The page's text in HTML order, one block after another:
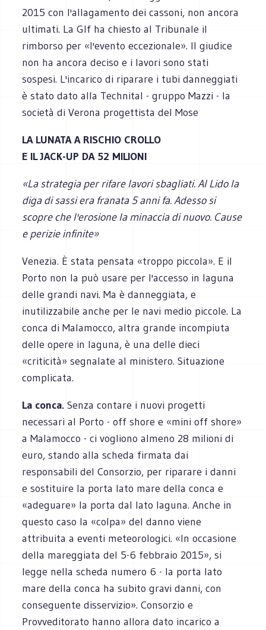
2015 con l'allagamento dei cassoni, non ancora
ultimati. La Glf ha chiesto al Tribunale il
rimborso per «l'evento eccezionale». Il giudice
non ha ancora deciso e i lavori sono stati
sospesi. L'incarico di riparare i tubi danneggiati
è stato dato alla Technital - gruppo Mazzi - la
società di Verona progettista del Mose
LA LUNATA A RISCHIO CROLLO
E IL JACK-UP DA 52 MILIONI
«La strategia per rifare lavori sbagliati. Al Lido la
diga di sassi era franata 5 anni fa. Adesso si
scopre che l'erosione la minaccia di nuovo. Cause
e perizie infinite»
Venezia. È stata pensata «troppo piccola». E il
Porto non la può usare per l'accesso in laguna
delle grandi navi. Ma è danneggiata, e
inutilizzabile anche per le navi medio piccole. La
conca di Malamocco, altra grande incompiuta
delle opere in laguna, è una delle dieci
«criticità» segnalate al ministero. Situazione
complicata.
La conca. Senza contare i nuovi progetti
necessari al Porto - off shore e «mini off shore»
a Malamocco - ci vogliono almeno 28 milioni di
euro, stando alla scheda firmata dai
responsabili del Consorzio, per riparare i danni
e sostituire la porta lato mare della conca e
«adeguare» la porta dal lato laguna. Anche in
questo caso la «colpa» del danno viene
attribuita a eventi meteorologici. «In occasione
della mareggiata del 5-6 febbraio 2015», si
legge nella scheda numero 6 - la porta lato
mare della conca ha subito gravi danni, con
conseguente disservizio». Consorzio e
Provveditorato hanno allora dato incarico a